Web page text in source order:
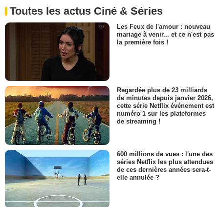
Toutes les actus Ciné & Séries
Les Feux de l'amour : nouveau
mariage à venir... et ce n'est pas
la première fois !
Regardée plus de 23 milliards
de minutes depuis janvier 2026,
cette série Netflix événement est
numéro 1 sur les plateformes
de streaming !
600 millions de vues : l'une des
séries Netflix les plus attendues
de ces dernières années sera-t-
elle annulée ?